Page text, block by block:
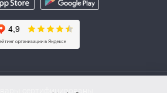
сертифицированы.